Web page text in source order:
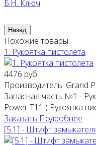
Б.Н. Ключ
Похожие товары
1. Рукоятка пистолета
4476 руб.
Производитель: Grand
Запасная часть №1 -
Power T11 ( Рукоятка
Заказать Подробнее
[5.1] - Штифт